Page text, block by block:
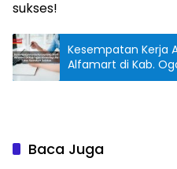
sukses!
Kesempatan Kerja
Alfamart di Kab.
Sumatera Selatan
Baca Juga